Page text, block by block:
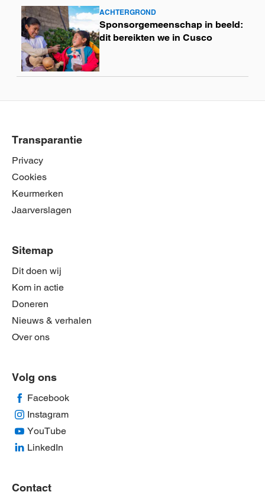
ACHTERGROND
Sponsorgemeenschap in beeld:
dit bereikten we in Cusco
Lees
meer
Transparantie
Privacy
Cookies
Keurmerken
Jaarverslagen
Sitemap
Dit doen wij
Kom in actie
Doneren
Nieuws & verhalen
Over ons
Volg ons
Facebook
Instagram
YouTube
LinkedIn
Contact